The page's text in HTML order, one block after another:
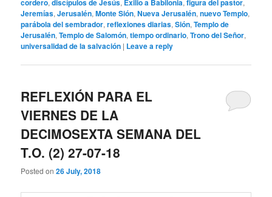
cordero,discípulos de Jesús, Exilio a Babilonia,figura del pastor,
Jeremías,Jerusalén,Monte Sión,Nueva Jerusalén,nuevo Templo,
parábola del sembrador,reflexiones diarias,Sión,Templo de
Jerusalén,Templo de Salomón,tiempo ordinario,Trono del Señor,
universalidad de la salvación | Leave a reply
REFLEXIÓN PARA EL
VIERNES DE LA
DECIMOSEXTA SEMANA DEL
T.O. (2) 27-07-18
Posted on26 July, 2018